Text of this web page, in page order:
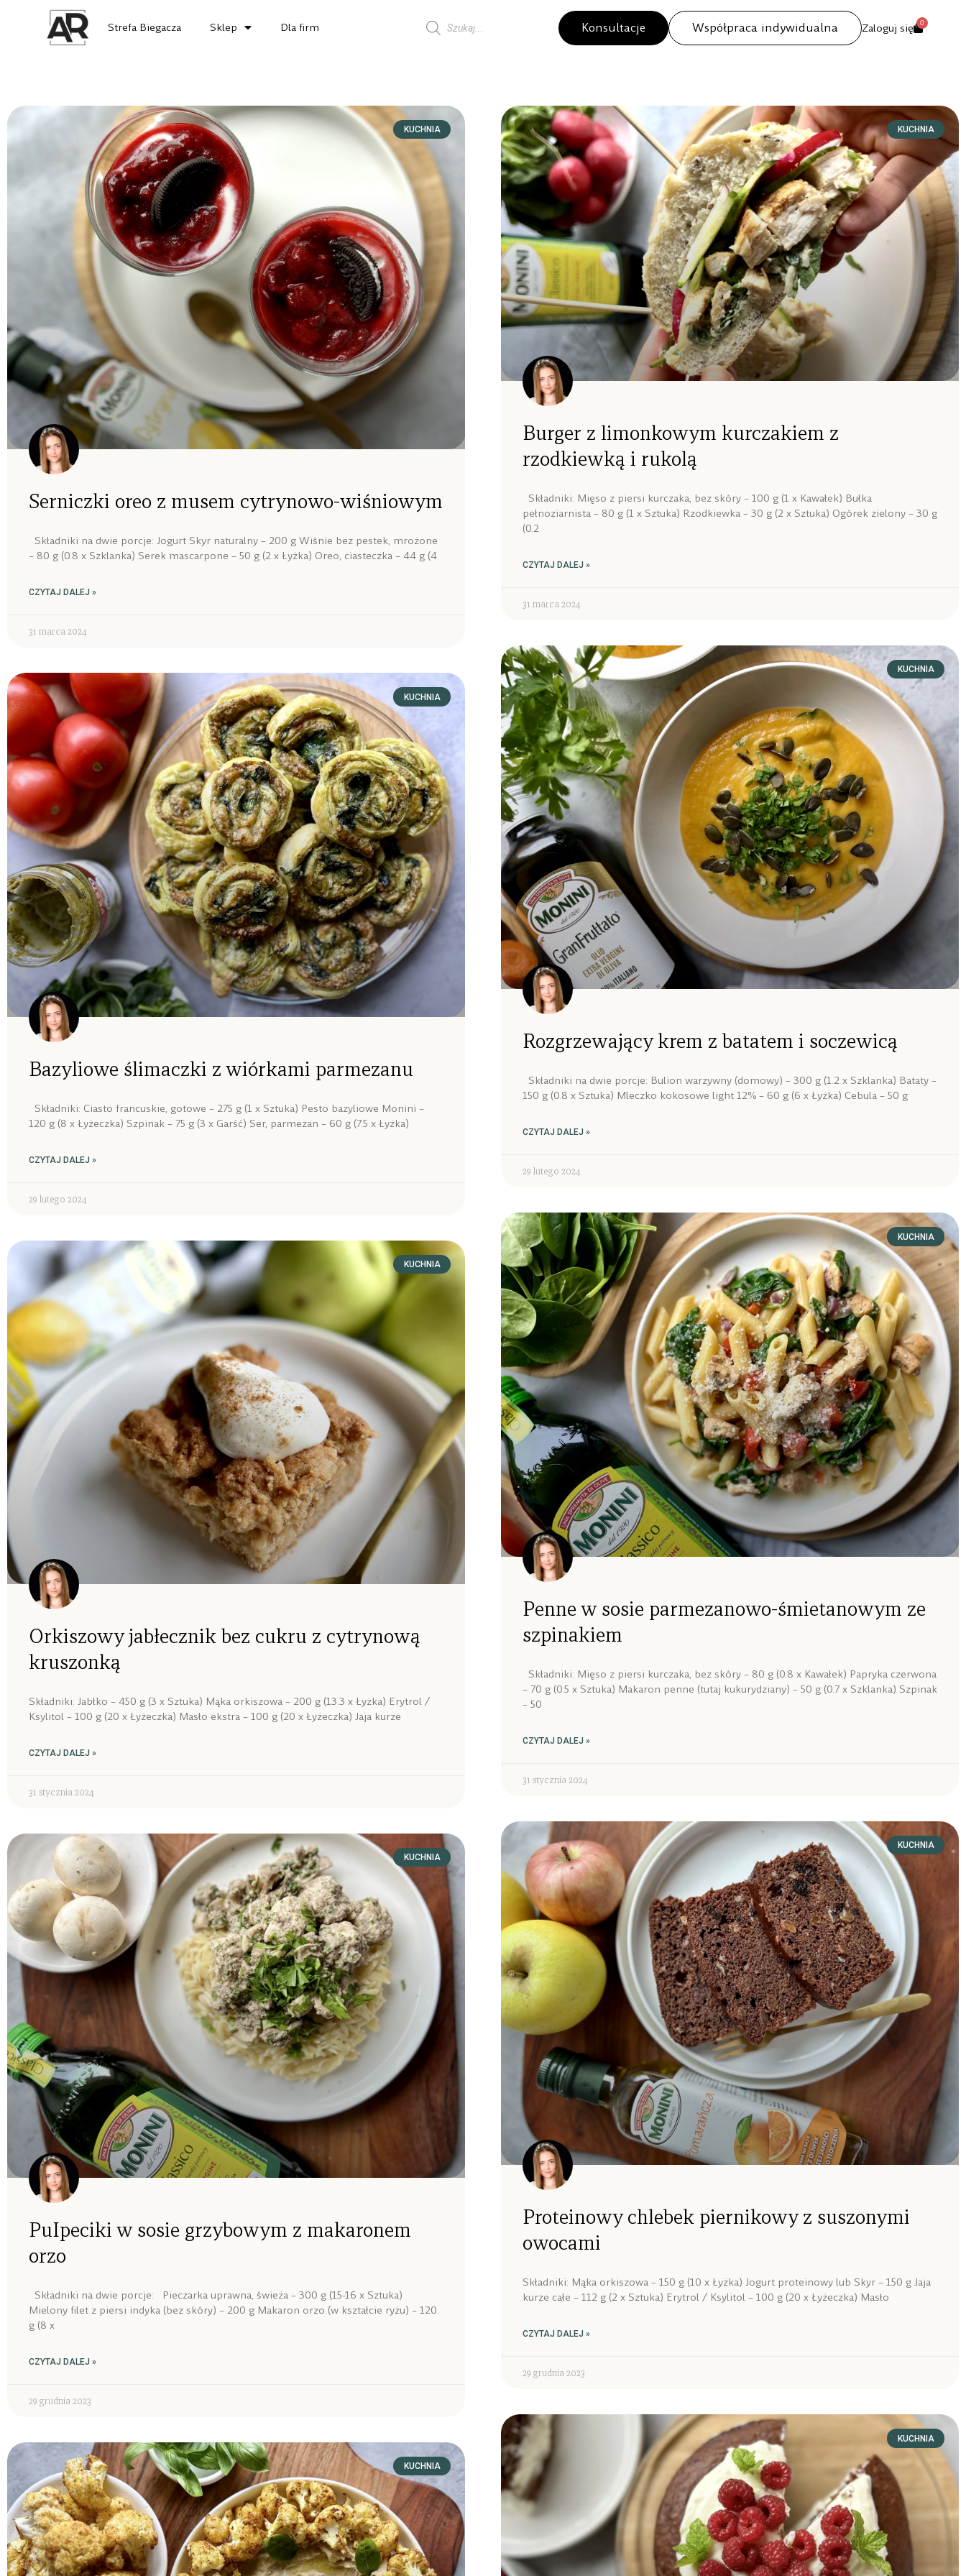
Strefa Biegacza Sklep Dla firm Konsultacje Współpraca indywidualna Zaloguj się 0
KUCHNIA
Serniczki oreo z musem cytrynowo-wiśniowym
Składniki na dwie porcje: Jogurt Skyr naturalny – 200 g Wiśnie bez pestek, mrożone
– 80 g (0.8 x Szklanka) Serek mascarpone – 50 g (2 x Łyżka) Oreo, ciasteczka – 44 g (4
CZYTAJ DALEJ »
31 marca 2024
KUCHNIA
Burger z limonkowym kurczakiem z
rzodkiewką i rukolą
Składniki: Mięso z piersi kurczaka, bez skóry – 100 g (1 x Kawałek) Bułka
pełnoziarnista – 80 g (1 x Sztuka) Rzodkiewka – 30 g (2 x Sztuka) Ogórek zielony – 30 g
(0.2
CZYTAJ DALEJ »
31 marca 2024
KUCHNIA
Bazyliowe ślimaczki z wiórkami parmezanu
Składniki: Ciasto francuskie, gotowe – 275 g (1 x Sztuka) Pesto bazyliowe Monini –
120 g (8 x Łyżeczka) Szpinak – 75 g (3 x Garść) Ser, parmezan – 60 g (7.5 x Łyżka)
CZYTAJ DALEJ »
29 lutego 2024
KUCHNIA
Rozgrzewający krem z batatem i soczewicą
Składniki na dwie porcje: Bulion warzywny (domowy) – 300 g (1.2 x Szklanka) Bataty –
150 g (0.8 x Sztuka) Mleczko kokosowe light 12% – 60 g (6 x Łyżka) Cebula – 50 g
CZYTAJ DALEJ »
29 lutego 2024
KUCHNIA
Orkiszowy jabłecznik bez cukru z cytrynową
kruszonką
Składniki: Jabłko – 450 g (3 x Sztuka) Mąka orkiszowa – 200 g (13.3 x Łyżka) Erytrol /
Ksylitol – 100 g (20 x Łyżeczka) Masło ekstra – 100 g (20 x Łyżeczka) Jaja kurze
CZYTAJ DALEJ »
31 stycznia 2024
KUCHNIA
Penne w sosie parmezanowo-śmietanowym ze
szpinakiem
Składniki: Mięso z piersi kurczaka, bez skóry – 80 g (0.8 x Kawałek) Papryka czerwona
– 70 g (0.5 x Sztuka) Makaron penne (tutaj kukurydziany) – 50 g (0.7 x Szklanka) Szpinak
– 50
CZYTAJ DALEJ »
31 stycznia 2024
KUCHNIA
PuIpeciki w sosie grzybowym z makaronem
orzo
Składniki na dwie porcje: Pieczarka uprawna, świeża – 300 g (15-16 x Sztuka)
Mielony filet z piersi indyka (bez skóry) – 200 g Makaron orzo (w kształcie ryżu) – 120
g (8 x
CZYTAJ DALEJ »
29 grudnia 2023
KUCHNIA
Proteinowy chlebek piernikowy z suszonymi
owocami
Składniki: Mąka orkiszowa – 150 g (10 x Łyżka) Jogurt proteinowy lub Skyr – 150 g Jaja
kurze całe – 112 g (2 x Sztuka) Erytrol / Ksylitol – 100 g (20 x Łyżeczka) Masło
CZYTAJ DALEJ »
29 grudnia 2023
KUCHNIA
KUCHNIA